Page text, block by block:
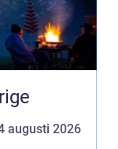
augusti 2026